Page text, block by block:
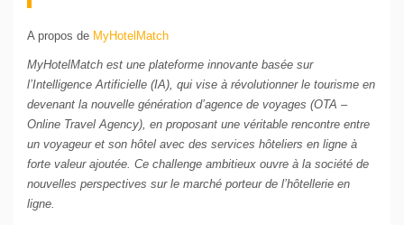
A propos de MyHotelMatch
MyHotelMatch est une plateforme innovante basée sur
l’Intelligence Artificielle (IA), qui vise à révolutionner le tourisme en
devenant la nouvelle génération d’agence de voyages (OTA –
Online Travel Agency), en proposant une véritable rencontre entre
un voyageur et son hôtel avec des services hôteliers en ligne à
forte valeur ajoutée. Ce challenge ambitieux ouvre à la société de
nouvelles perspectives sur le marché porteur de l’hôtellerie en
ligne.